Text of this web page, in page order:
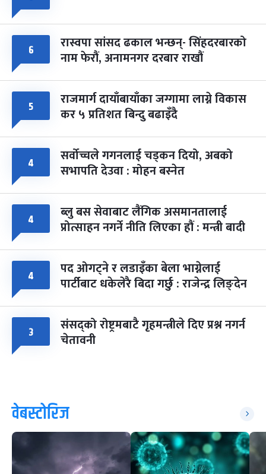
सोम
६ रास्वपा सांसद ढकाल भन्छन्- सिंहदरबारको
नाम फेरौं, अनामनगर दरबार राखौं
५ राजमार्ग दायाँबायाँका जग्गामा लाग्ने विकास
कर ५ प्रतिशत बिन्दु बढाइँदै
४ सर्वोच्चले गगनलाई चड्कन दियो, अबको
सभापति देउवा : मोहन बस्नेत
४ ब्लु बस सेवाबाट लैंगिक असमानतालाई
प्रोत्साहन नगर्ने नीति लिएका हौं : मन्त्री बादी
४ पद ओगट्ने र लडाइँका बेला भाग्नेलाई
पार्टीबाट धकेलेरै बिदा गर्छु : राजेन्द्र लिङ्देन
३ संसद्को रोष्ट्रमबाटै गृहमन्त्रीले दिए प्रश्न नगर्न
चेतावनी
वेबस्टोरिज